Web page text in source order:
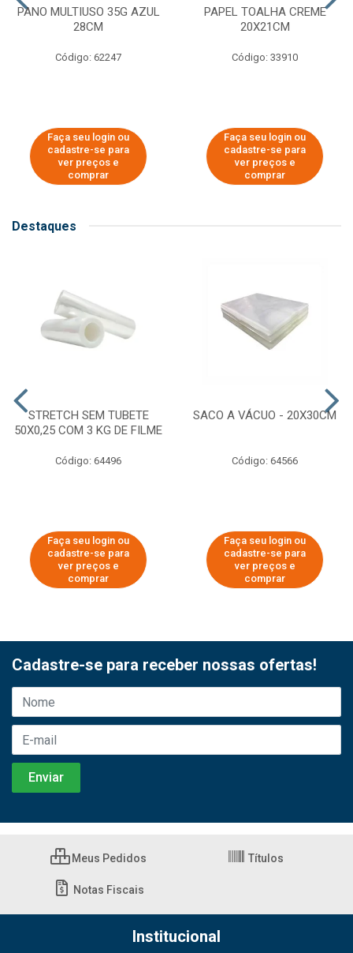
PANO MULTIUSO 35G AZUL
28CM
Código: 62247
Faça seu login ou
cadastre-se para
ver preços e
comprar
PAPEL TOALHA CREME
20X21CM
Código: 33910
Faça seu login ou
cadastre-se para
ver preços e
comprar
Destaques
STRETCH SEM TUBETE
50X0,25 COM 3 KG DE FILME
Código: 64496
Faça seu login ou
cadastre-se para
ver preços e
comprar
SACO A VÁCUO - 20X30CM
Código: 64566
Faça seu login ou
cadastre-se para
ver preços e
comprar
Cadastre-se para receber nossas ofertas!
Meus Pedidos Títulos
Notas Fiscais
Institucional